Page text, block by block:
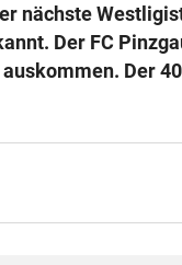
nächste
Der FC
Der